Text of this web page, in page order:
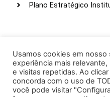
Plano Estratégico
Webmail
Intranet
Administração
Usamos cookies em nosso
experiência mais
e visitas repetidas. Ao
concorda com o uso de
você pode visitar